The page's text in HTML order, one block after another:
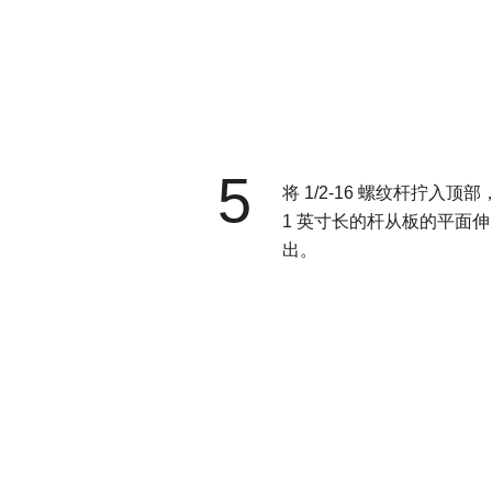
5
将 1/2-16 螺纹杆拧入顶部
1 英寸长的杆从板的平面伸
出。